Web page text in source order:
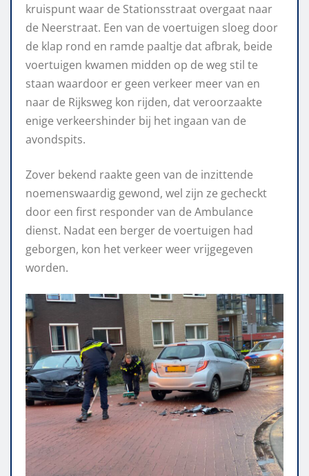
kruispunt waar de Stationsstraat overgaat naar
de Neerstraat. Een van de voertuigen sloeg door
de klap rond en ramde paaltje dat afbrak, beide
voertuigen kwamen midden op de weg stil te
staan waardoor er geen verkeer meer van en
naar de Rijksweg kon rijden, dat veroorzaakte
enige verkeershinder bij het ingaan van de
avondspits.
Zover bekend raakte geen van de inzittende
noemenswaardig gewond, wel zijn ze gecheckt
door een first responder van de Ambulance
dienst. Nadat een berger de voertuigen had
geborgen, kon het verkeer weer vrijgegeven
worden.